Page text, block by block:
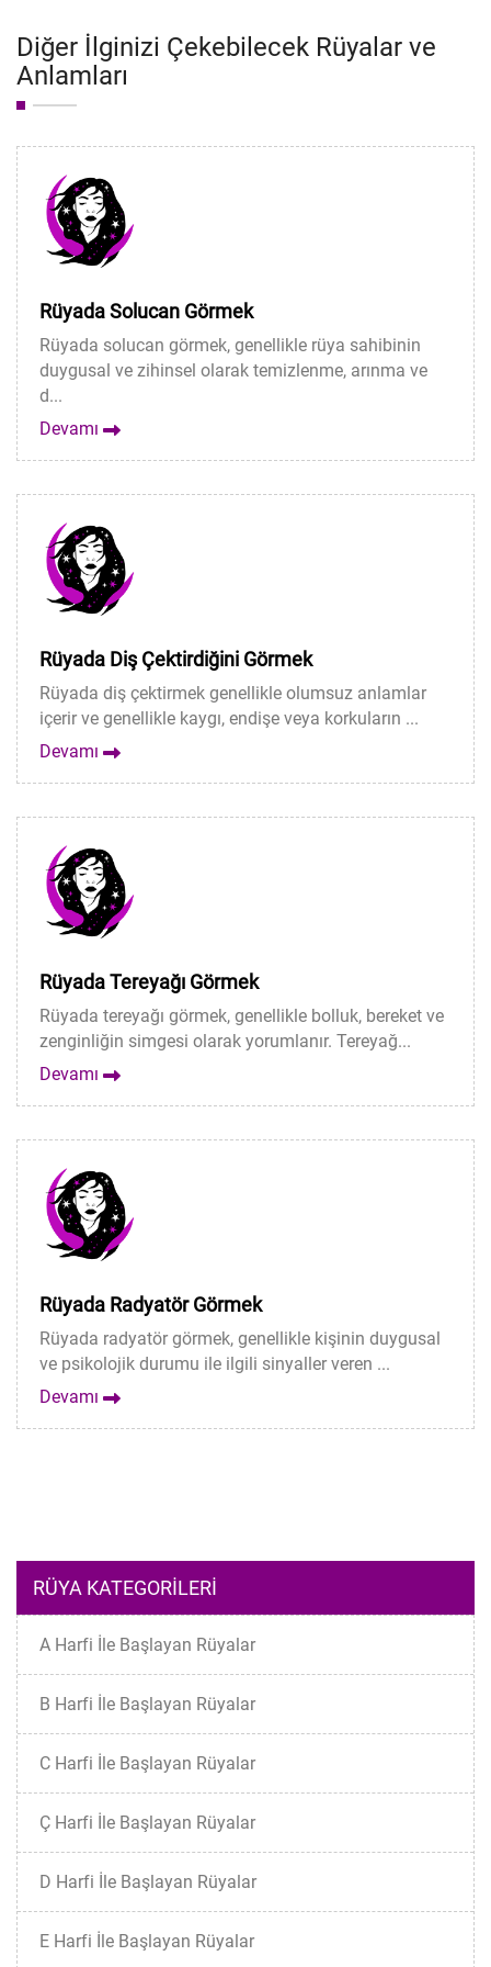
Diğer İlginizi Çekebilecek Rüyalar ve
Anlamları
Rüyada Solucan Görmek
Rüyada solucan görmek, genellikle rüya sahibinin
duygusal ve zihinsel olarak temizlenme, arınma ve
d...
Devamı
Rüyada Diş Çektirdiğini Görmek
Rüyada diş çektirmek genellikle olumsuz anlamlar
içerir ve genellikle kaygı, endişe veya korkuların ...
Devamı
Rüyada Tereyağı Görmek
Rüyada tereyağı görmek, genellikle bolluk, bereket ve
zenginliğin simgesi olarak yorumlanır. Tereyağ...
Devamı
Rüyada Radyatör Görmek
Rüyada radyatör görmek, genellikle kişinin duygusal
ve psikolojik durumu ile ilgili sinyaller veren ...
Devamı
RÜYA KATEGORILERI
A Harfi İle Başlayan Rüyalar
B Harfi İle Başlayan Rüyalar
C Harfi İle Başlayan Rüyalar
Ç Harfi İle Başlayan Rüyalar
D Harfi İle Başlayan Rüyalar
E Harfi İle Başlayan Rüyalar